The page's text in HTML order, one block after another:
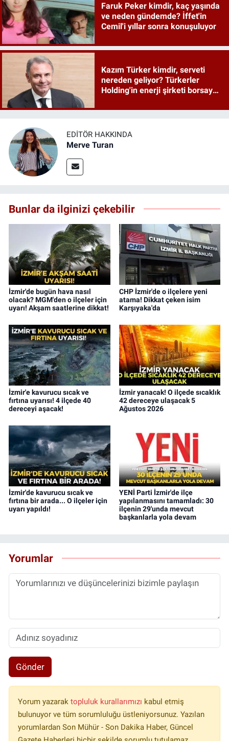
Faruk Peker kimdir, kaç yaşında
ve neden gündemde? İffet'in
Cemil'i yıllar sonra konuşuluyor
Kazım Türker kimdir, serveti
nereden geliyor? Türkerler
Holding'in enerji şirketi borsaya
EDITÖR HAKKINDA
Merve Turan
Bunlar da ilginizi çekebilir
İzmir'de bugün hava nasıl
olacak? MGM'den o ilçeler için
uyarı! Akşam saatlerine dikkat!
CHP İzmir'de o ilçelere yeni
atama! Dikkat çeken isim
Karşıyaka'da
İzmir'e kavurucu sıcak ve
fırtına uyarısı! 4 ilçede 40
dereceyi aşacak!
İzmir yanacak! O ilçede sıcaklık
42 dereceye ulaşacak 5
Ağustos 2026
İzmir'de kavurucu sıcak ve
fırtına bir arada... O ilçeler için
uyarı yapıldı!
YENİ Parti İzmir'de ilçe
yapılanmasını tamamladı: 30
ilçenin 29'unda mevcut
başkanlarla yola devam
Yorumlar
Gönder
Yorum yazarak topluluk kurallarımızı kabul etmiş
bulunuyor ve tüm sorumluluğu üstleniyorsunuz. Yazılan
yorumlardan Son Mühür - Son Dakika Haber, Güncel